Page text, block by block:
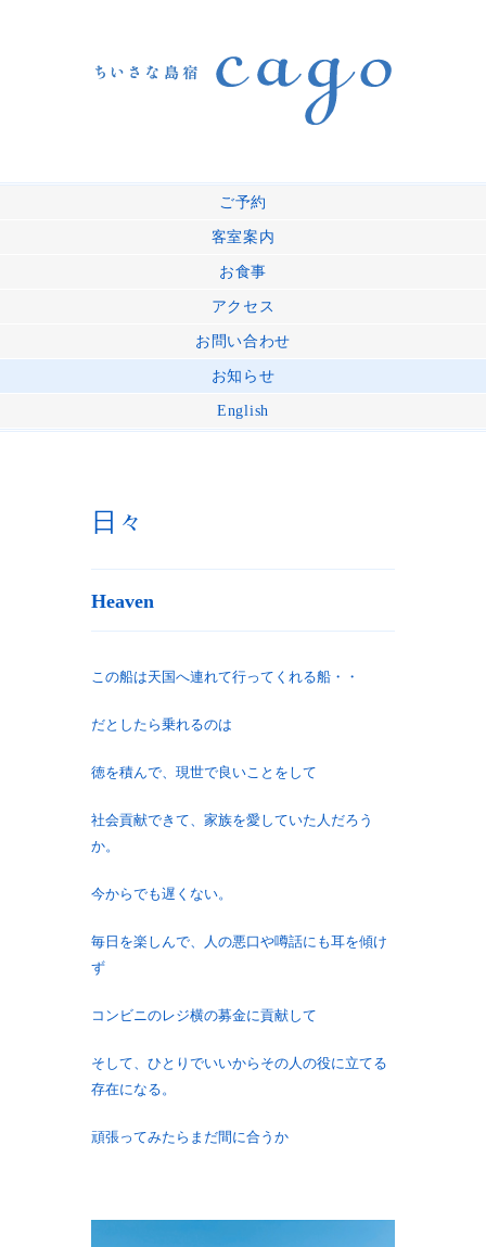
ご予約
客室案内
お食事
アクセス
お問い合わせ
お知らせ
English
日々
Heaven
この船は天国へ連れて行ってくれる船・・
だとしたら乗れるのは
徳を積んで、現世で良いことをして
社会貢献できて、家族を愛していた人だろう
か。
今からでも遅くない。
毎日を楽しんで、人の悪口や噂話にも耳を傾け
ず
コンビニのレジ横の募金に貢献して
そして、ひとりでいいからその人の役に立てる
存在になる。
頑張ってみたらまだ間に合うか